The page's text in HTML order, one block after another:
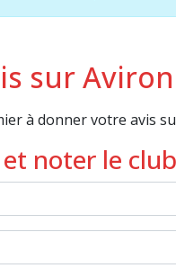
sur
à donner votre avis
noter le club